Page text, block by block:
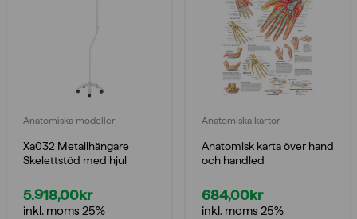
Anatomiska modeller
Xa032 Metallhängare
Skelettstöd med hjul
5.918,00kr
inkl. moms 25%
Anatomiska kartor
Anatomisk karta över hand
och handled
684,00kr
inkl. moms 25%